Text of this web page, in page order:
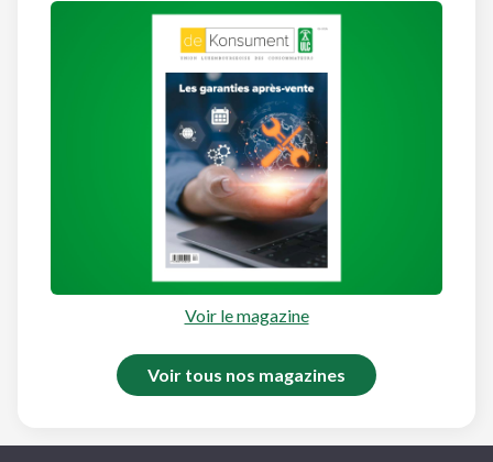
Voir le magazine
Voir tous nos magazines